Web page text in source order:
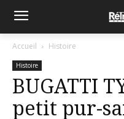
Accueil Histoire
Histoire
BUGATTI
petit pur-